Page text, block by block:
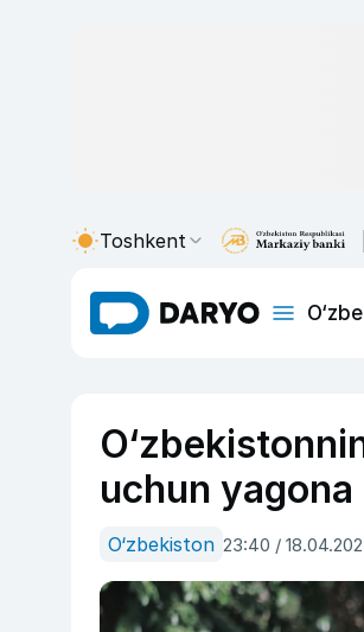
Toshkent
uchun
O‘zbekiston 23:40 /